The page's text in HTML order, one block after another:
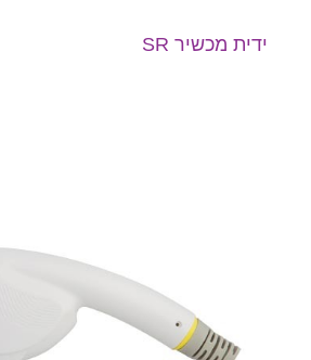
ידית מכשיר SR